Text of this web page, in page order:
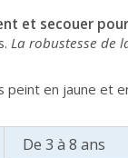
et secouer
La robustesse de
peint en jaune et
De 3 à 8 ans